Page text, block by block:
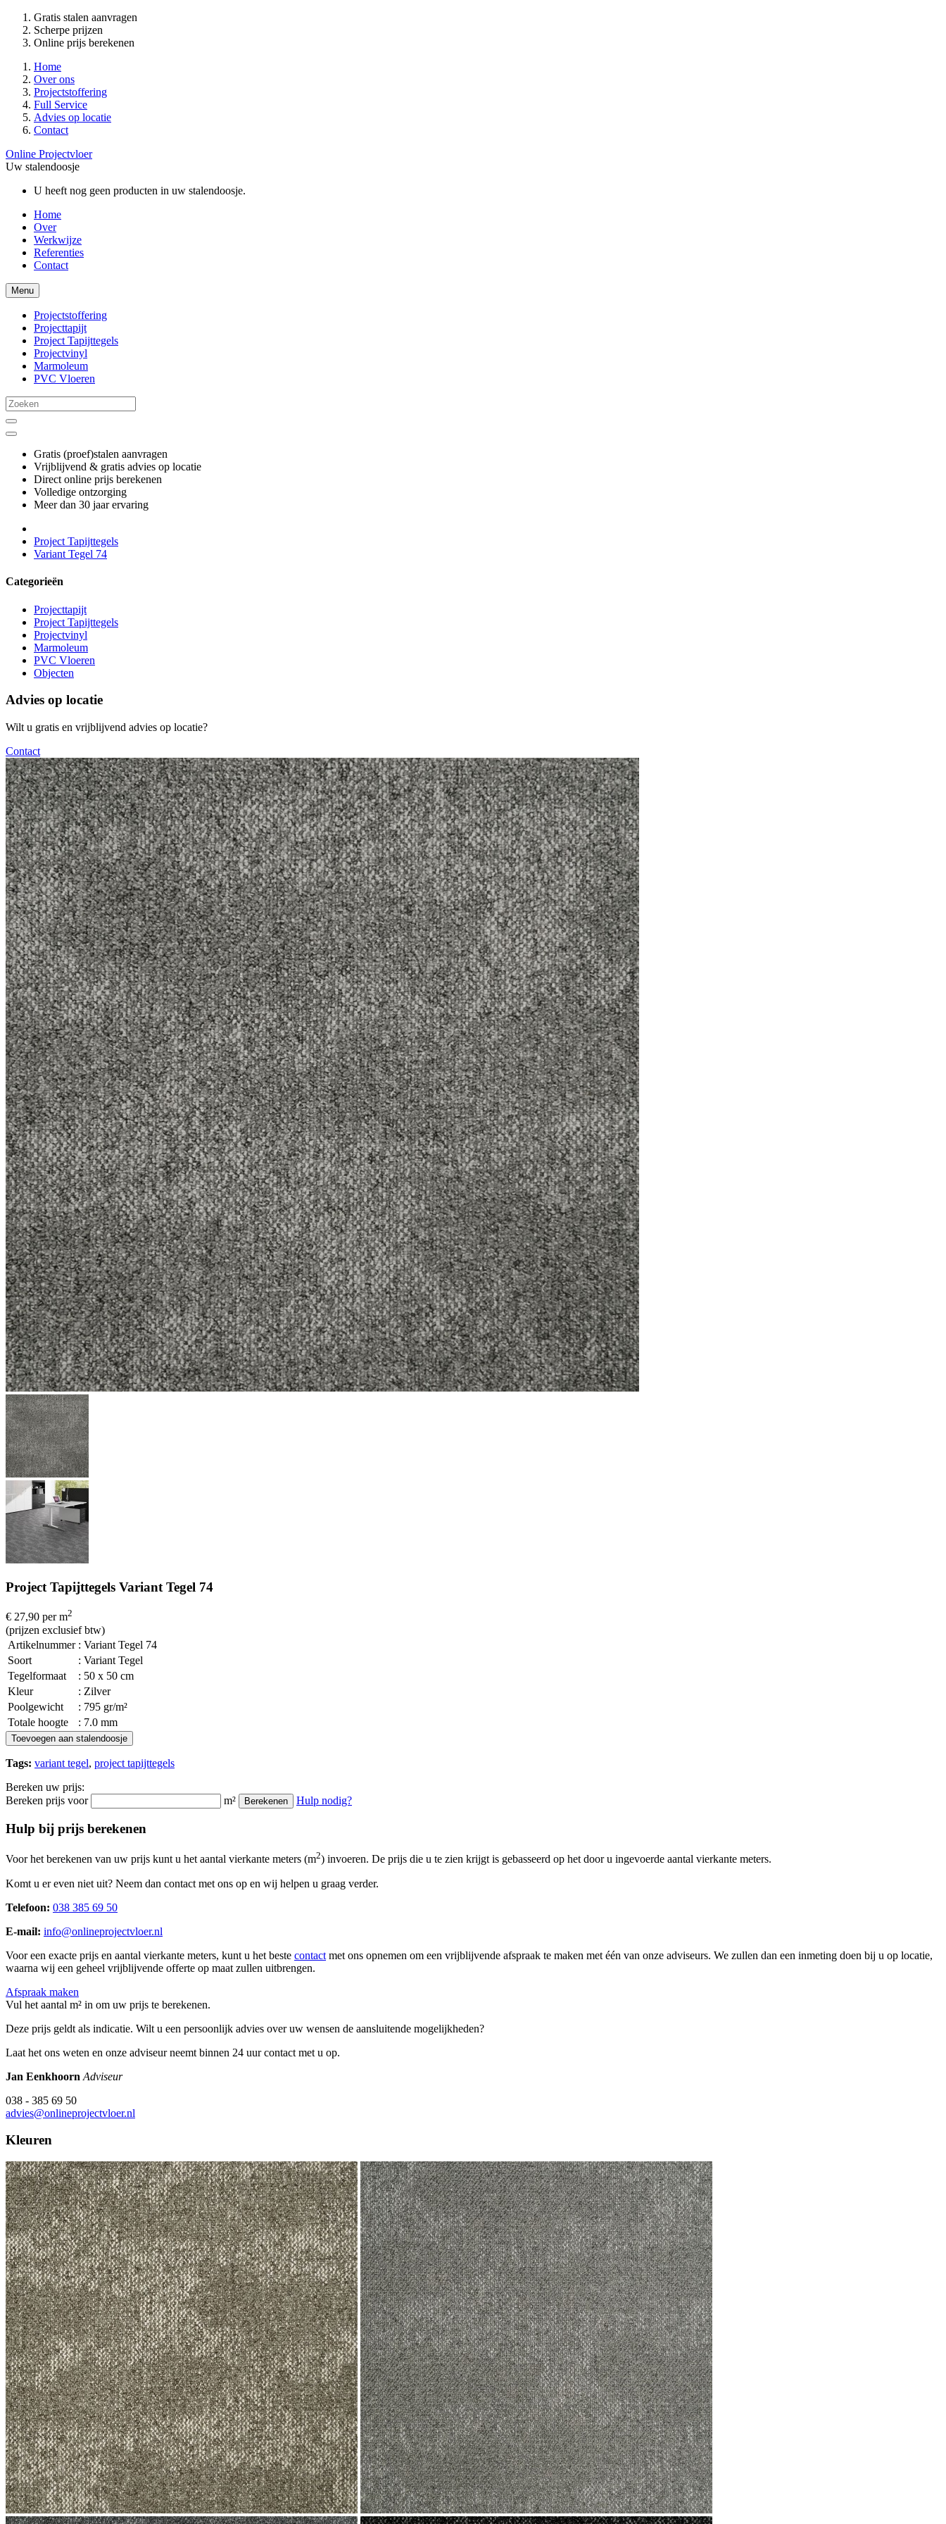
Gratis stalen aanvragen
Scherpe prijzen
Online prijs berekenen
Home
Over ons
Projectstoffering
Full Service
Advies op locatie
Contact
Online Projectvloer
Uw stalendoosje
U heeft nog geen producten in uw stalendoosje.
Home
Over
Werkwijze
Referenties
Contact
Menu
Projectstoffering
Projecttapijt
Project Tapijttegels
Projectvinyl
Marmoleum
PVC Vloeren
Gratis (proef)stalen aanvragen
Vrijblijvend & gratis advies op locatie
Direct online prijs berekenen
Volledige ontzorging
Meer dan 30 jaar ervaring
Project Tapijttegels
Variant Tegel 74
Categorieën
Projecttapijt
Project Tapijttegels
Projectvinyl
Marmoleum
PVC Vloeren
Objecten
Advies op locatie
Wilt u gratis en vrijblijvend advies op locatie?
Contact
Project Tapijttegels Variant Tegel 74
€ 27,90 per m2
(prijzen exclusief btw)
Artikelnummer : Variant Tegel 74
Soort
: Variant Tegel
Tegelformaat
: 50 x 50 cm
Kleur
: Zilver
Poolgewicht
: 795 gr/m²
Totale hoogte
: 7.0 mm
Toevoegen aan stalendoosje
Tags: variant tegel, project tapijttegels
Bereken uw prijs:
Bereken prijs voor
m² Berekenen Hulp nodig?
Hulp bij prijs berekenen
Voor het berekenen van uw prijs kunt u het aantal vierkante meters (m2) invoeren. De prijs die u te zien krijgt is gebasseerd op het door u ingevoerde aantal vierkante meters.
Komt u er even niet uit? Neem dan contact met ons op en wij helpen u graag verder.
Telefoon: 038 385 69 50
E-mail: info@onlineprojectvloer.nl
Voor een exacte prijs en aantal vierkante meters, kunt u het beste contact met ons opnemen om een vrijblijvende afspraak te maken met één van onze adviseurs. We zullen dan een inmeting doen bij u op locatie,
waarna wij een geheel vrijblijvende offerte op maat zullen uitbrengen.
Afspraak maken
Vul het aantal m² in om uw prijs te berekenen.
Deze prijs geldt als indicatie. Wilt u een persoonlijk advies over uw wensen de aansluitende mogelijkheden?
Laat het ons weten en onze adviseur neemt binnen 24 uur contact met u op.
Jan Eenkhoorn Adviseur
038 - 385 69 50
advies@onlineprojectvloer.nl
Kleuren